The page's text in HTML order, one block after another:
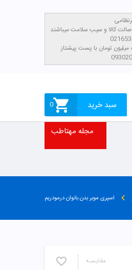
سبد خرید 0
مجله مهتاطب
اسپری موبر بدن بانوان درمودریم
مقایسـه